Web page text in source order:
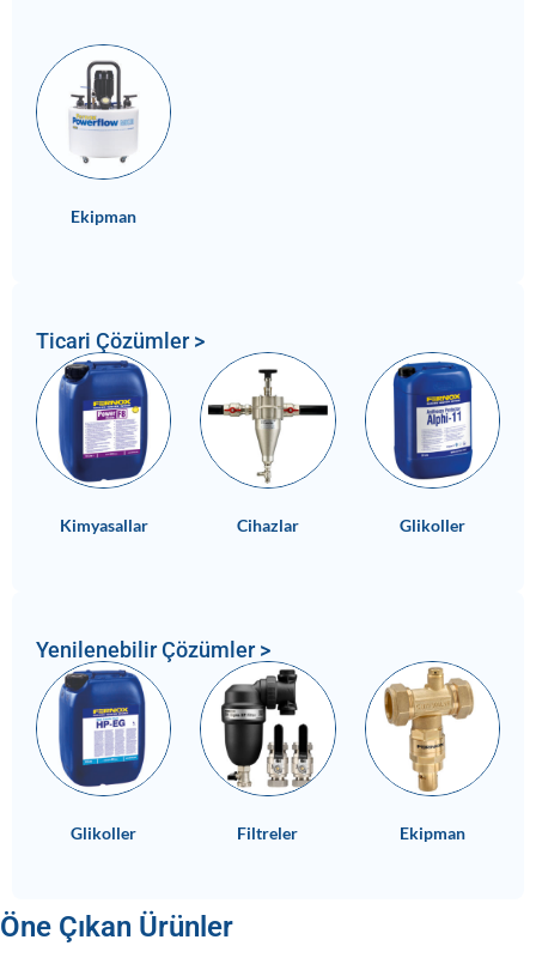
Ekipman
Ticari Çözümler >
Kimyasallar Cihazlar Glikoller
Yenilenebilir Çözümler >
Glikoller Filtreler Ekipman
Öne Çıkan Ürünler